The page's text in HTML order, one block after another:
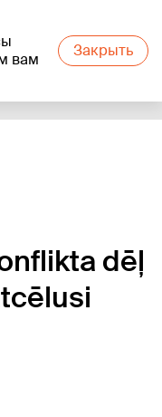
вам
Закрыть
dēļ